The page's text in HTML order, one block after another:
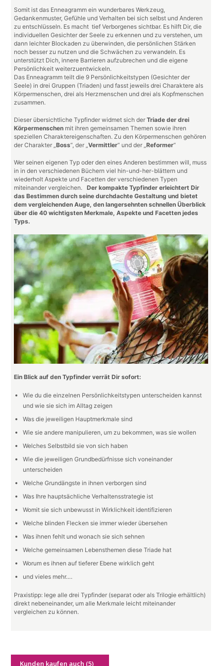
Somit ist das Enneagramm ein wunderbares Werkzeug,
Gedankenmuster, Gefühle und Verhalten bei sich selbst und Anderen
zu entschlüsseln. Es macht tief Verborgenes sichtbar. Es hilft Dir, die
individuellen Gesichter der Seele zu erkennen und zu verstehen, um
dann leichter Blockaden zu überwinden, die persönlichen Stärken
noch besser zu nutzen und die Schwächen zu verwandeln. Es
unterstützt Dich, innere Barrieren aufzubrechen und die eigene
Persönlichkeit weiterzuentwickeln.
Das Enneagramm teilt die 9 Persönlichkeitstypen (Gesichter der
Seele) in drei Gruppen (Triaden) und fasst jeweils drei Charaktere als
Körpermenschen, drei als Herzmenschen und drei als Kopfmenschen
zusammen.
Dieser übersichtliche Typfinder widmet sich derTriade derdrei
Körpermenschen mit ihren gemeinsamen Themen sowie ihren
speziellen Charaktereigenschaften. Zu den Körpermenschen gehören
der Charakter „Boss“, der „Vermittler“ und der „Reformer“
Wer seinen eigenen Typ oder den eines Anderen bestimmen will, muss
in in den verschiedenen Büchern viel hin-und-her-blättern und
wiederholt Aspekte und Facetten der verschiedenen Typen
miteinander vergleichen.Der kompakte Typfinder erleichtert Dir
das Bestimmen durch seine durchdachte Gestaltung und bietet
dem vergleichenden Auge, den langersehnten schnellen Überblick
über die 40 wichtigsten Merkmale, Aspekte und Facetten jedes
Typs.
Ein Blick auf den Typfinder verrät Dir sofort:
Wie du die einzelnen Persönlichkeitstypen unterscheiden kannst
und wie sie sich im Alltag zeigen
Was die jeweiligen Hauptmerkmale sind
Wie sie andere manipulieren, um zu bekommen, was sie wollen
Welches Selbstbild sie von sich haben
Wie die jeweiligen Grundbedürfnisse sich voneinander
unterscheiden
Welche Grundängste in ihnen verborgen sind
Was Ihre hauptsächliche Verhaltensstrategie ist
Womit sie sich unbewusst in Wirklichkeit identifizieren
Welche blinden Flecken sie immer wieder übersehen
Was ihnen fehlt und wonach sie sich sehnen
Welche gemeinsamen Lebensthemen diese Triade hat
Worum es ihnen auf tieferer Ebene wirklich geht
und vieles mehr….
Praxistipp: lege alle drei Typfinder (separat oder als Trilogie erhältlich)
direkt nebeneinander, um alle Merkmale leicht miteinander
vergleichen zu können.
Kunden kaufen auch (5)